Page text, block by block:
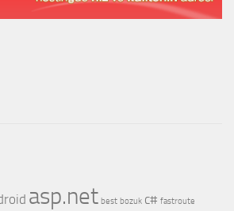
asp.net best bozuk c# fastroute